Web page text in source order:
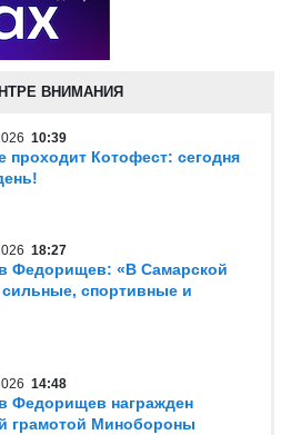
ВНИМАНИЯ
10:39
проходит Котофест: сегодня
18:27
Федорищев: «В Самарской
спортивные и
14:48
Федорищев награжден
грамотой Минобороны